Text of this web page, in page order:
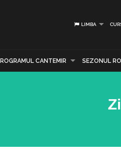
LIMBA
CANTEMIR SEZONUL